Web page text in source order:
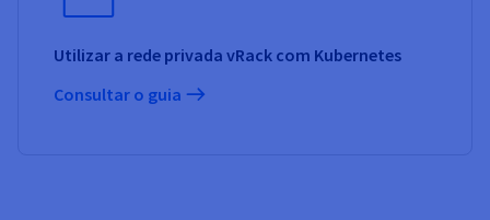
Utilizar a rede privada vRack com Kubernetes
Consultar o guia